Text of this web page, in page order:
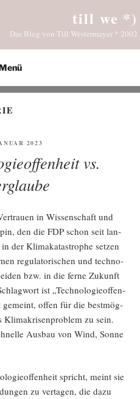
till we *)
Das Blog von Till Westermayer * 2002
2023
vs.
in Wis­sen­schaft und
den die FDP schon seit lan­
der Kli­ma­ka­ta­stro­phe set­zen
regu­la­to­ri­schen und tech­no­
bzw. in die fer­ne Zukunft
ist „Tech­no­lo­gie­of­fen­
offen für die best­mög­
Kli­ma­kri­sen­pro­blem zu sein.
Aus­bau von Wind, Son­ne
spricht, meint sie
zu ver­ta­gen, die dazu